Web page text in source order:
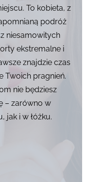
To kobieta, z
podróż
niesamowitych
ekstremalne i
znajdzie czas
Twoich pragnień.
nie będziesz
– zarówno w
jak i w łóżku.